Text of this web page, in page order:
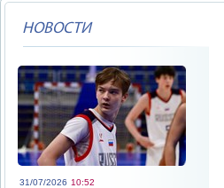
НОВОСТИ
31/07/2026 10:52